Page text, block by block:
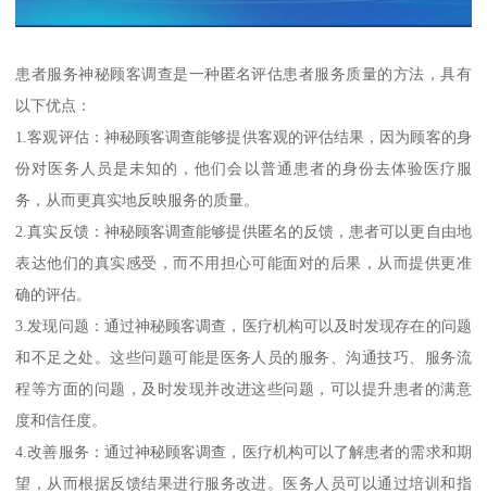
患者服务神秘顾客调查是一种匿名评估患者服务质量的方法，具有
以下优点：
1.客观评估：神秘顾客调查能够提供客观的评估结果，因为顾客的身
份对医务人员是未知的，他们会以普通患者的身份去体验医疗服
务，从而更真实地反映服务的质量。
2.真实反馈：神秘顾客调查能够提供匿名的反馈，患者可以更自由地
表达他们的真实感受，而不用担心可能面对的后果，从而提供更准
确的评估。
3.发现问题：通过神秘顾客调查，医疗机构可以及时发现存在的问题
和不足之处。这些问题可能是医务人员的服务、沟通技巧、服务流
程等方面的问题，及时发现并改进这些问题，可以提升患者的满意
度和信任度。
4.改善服务：通过神秘顾客调查，医疗机构可以了解患者的需求和期
望，从而根据反馈结果进行服务改进。医务人员可以通过培训和指